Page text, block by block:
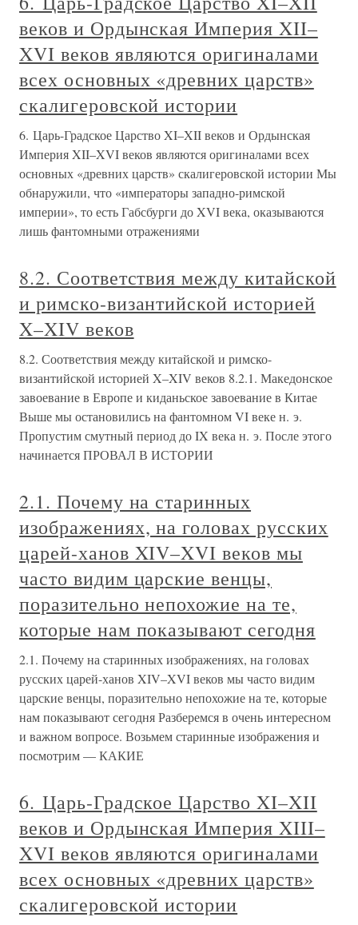
веков и Ордынская Империя XII–
XVI веков являются оригиналами
всех основных «древних царств»
скалигеровской истории
6. Царь-Градское Царство XI–XII веков и Ордынская
Империя XII–XVI веков являются оригиналами всех
основных «древних царств» скалигеровской истории Мы
обнаружили, что «императоры западно-римской
империи», то есть Габсбурги до XVI века, оказываются
лишь фантомными отражениями
8.2. Соответствия между китайской
и римско-византийской историей
X–XIV веков
8.2. Соответствия между китайской и римско-
византийской историей X–XIV веков 8.2.1. Македонское
завоевание в Европе и киданьское завоевание в Китае
Выше мы остановились на фантомном VI веке н. э.
Пропустим смутный период до IX века н. э. После этого
начинается ПРОВАЛ В ИСТОРИИ
2.1. Почему на старинных
изображениях, на головах русских
царей-ханов XIV–XVI веков мы
часто видим царские венцы,
поразительно непохожие на те,
которые нам показывают сегодня
2.1. Почему на старинных изображениях, на головах
русских царей-ханов XIV–XVI веков мы часто видим
царские венцы, поразительно непохожие на те, которые
нам показывают сегодня Разберемся в очень интересном
и важном вопросе. Возьмем старинные изображения и
посмотрим — КАКИЕ
6. Царь-Градское Царство XI–XII
веков и Ордынская Империя XIII–
XVI веков являются оригиналами
всех основных «древних царств»
скалигеровской истории